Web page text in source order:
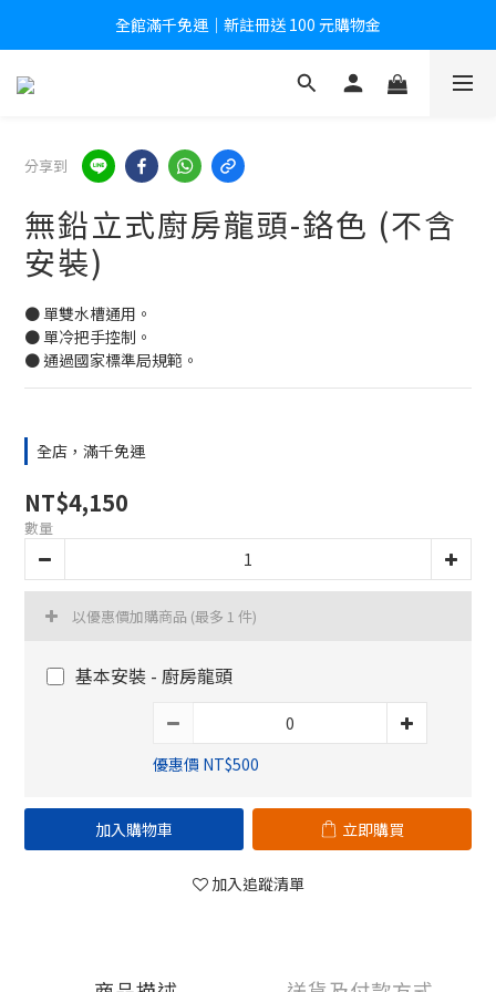
全館滿千免運｜新註冊送 100 元購物金
全館滿千免運｜新註冊送 100 元購物金
註冊後即享會員專屬價格
分享到
無鉛立式廚房龍頭-鉻色 (不含
安裝)
● 單雙水槽通用。
● 單冷把手控制。
● 通過國家標準局規範。
全店，滿千免運
NT$4,150
數量
以優惠價加購商品 (最多 1 件)
基本安裝 - 廚房龍頭
優惠價 NT$500
加入購物車 立即購買
加入追蹤清單